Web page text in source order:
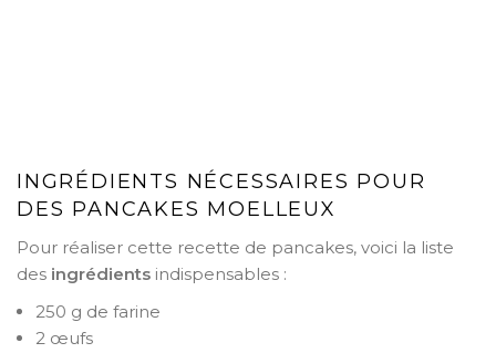
INGRÉDIENTS NÉCESSAIRES POUR
DES PANCAKES MOELLEUX
Pour réaliser cette recette de pancakes, voici la liste
des ingrédients indispensables :
250 g de farine
2 œufs